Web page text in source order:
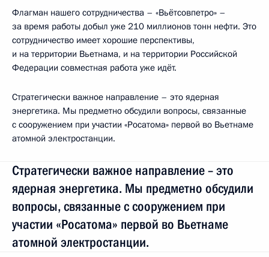
Флагман нашего сотрудничества – «Вьётсовпетро» –
за время работы добыл уже 210 миллионов тонн нефти. Это
сотрудничество имеет хорошие перспективы,
и на территории Вьетнама, и на территории Российской
Федерации совместная работа уже идёт.
Стратегически важное направление – это ядерная
энергетика. Мы предметно обсудили вопросы, связанные
с сооружением при участии «Росатома» первой во Вьетнаме
атомной электростанции.
Стратегически важное направление – это
ядерная энергетика. Мы предметно обсудили
вопросы, связанные с сооружением при
участии «Росатома» первой во Вьетнаме
атомной электростанции.